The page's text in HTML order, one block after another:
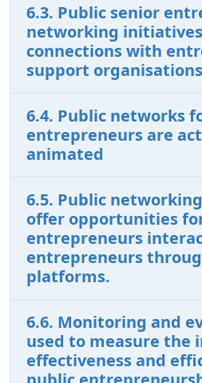
6.3. Public senior
networking
connections with
support organisations
6.4. Public networks
entrepreneurs are
animated
6.5. Public
offer opportunities
entrepreneurs
entrepreneurs
platforms.
6.6. Monitoring and
used to measure the
effectiveness and